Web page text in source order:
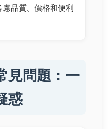
品質、價格和便利
見問題：一
惑